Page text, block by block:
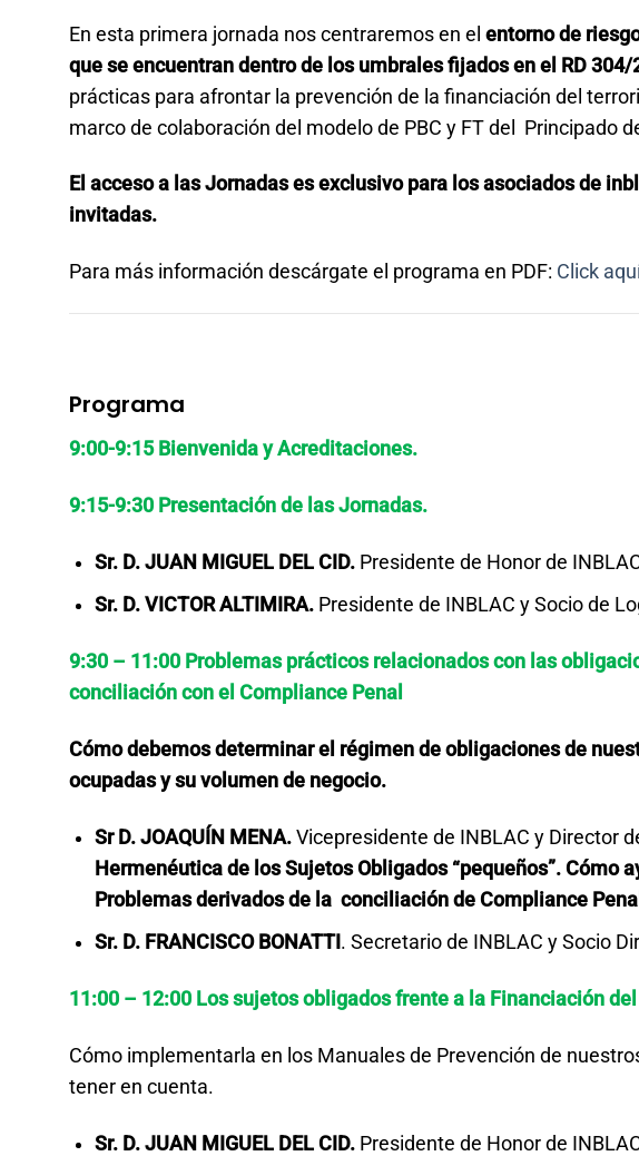
En esta primera jornada nos centraremos en el entorno de
que se encuentran dentro de los umbrales fijados en el RD 304/
prácticas para afrontar la prevención de la financiación del
marco de colaboración del modelo de PBC y FT del Principado
El acceso a las Jornadas es exclusivo para los asociados de
invitadas.
Para más información descárgate el programa en PDF: Click
Programa
9:00-9:15 Bienvenida y Acreditaciones.
9:15-9:30 Presentación de las Jornadas.
Sr. D. JUAN MIGUEL DEL CID. Presidente de Honor de
Sr. D. VICTOR ALTIMIRA. Presidente de INBLAC y Socio de
9:30 – 11:00 Problemas prácticos relacionados con las
conciliación con el Compliance Penal
Cómo debemos determinar el régimen de obligaciones de
ocupadas y su volumen de negocio.
Sr D. JOAQUÍN MENA. Vicepresidente de INBLAC y Director
Hermenéutica de los Sujetos Obligados “pequeños”. Cómo
Problemas derivados de la conciliación de Compliance
Sr. D. FRANCISCO BONATTI . Secretario de INBLAC y Socio
11:00 – 12:00 Los sujetos obligados frente a la Financiación
Cómo implementarla en los Manuales de Prevención de
tener en cuenta.
Sr. D. JUAN MIGUEL DEL CID. Presidente de Honor de